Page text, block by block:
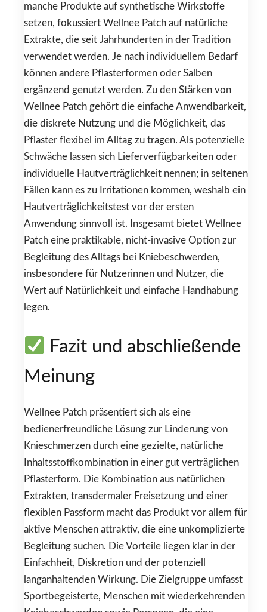
manche Produkte auf synthetische Wirkstoffe
setzen, fokussiert Wellnee Patch auf natürliche
Extrakte, die seit Jahrhunderten in der Tradition
verwendet werden. Je nach individuellem Bedarf
können andere Pflasterformen oder Salben
ergänzend genutzt werden. Zu den Stärken von
Wellnee Patch gehört die einfache Anwendbarkeit,
die diskrete Nutzung und die Möglichkeit, das
Pflaster flexibel im Alltag zu tragen. Als potenzielle
Schwäche lassen sich Lieferverfügbarkeiten oder
individuelle Hautverträglichkeit nennen; in seltenen
Fällen kann es zu Irritationen kommen, weshalb ein
Hautverträglichkeitstest vor der ersten
Anwendung sinnvoll ist. Insgesamt bietet Wellnee
Patch eine praktikable, nicht-invasive Option zur
Begleitung des Alltags bei Kniebeschwerden,
insbesondere für Nutzerinnen und Nutzer, die
Wert auf Natürlichkeit und einfache Handhabung
legen.
Fazit und abschließende
Meinung
Wellnee Patch präsentiert sich als eine
bedienerfreundliche Lösung zur Linderung von
Knieschmerzen durch eine gezielte, natürliche
Inhaltsstoffkombination in einer gut verträglichen
Pflasterform. Die Kombination aus natürlichen
Extrakten, transdermaler Freisetzung und einer
flexiblen Passform macht das Produkt vor allem für
aktive Menschen attraktiv, die eine unkomplizierte
Begleitung suchen. Die Vorteile liegen klar in der
Einfachheit, Diskretion und der potenziell
langanhaltenden Wirkung. Die Zielgruppe umfasst
Sportbegeisterte, Menschen mit wiederkehrenden